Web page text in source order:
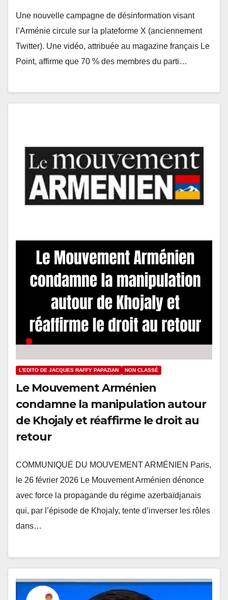
Une nouvelle campagne de désinformation visant
l’Arménie circule sur la plateforme X (anciennement
Twitter). Une vidéo, attribuée au magazine français Le
Point, affirme que 70 % des membres du parti…
L'EDITO DE JACQUES RAFFY PAPAZIAN NON CLASSÉ
Le Mouvement Arménien
condamne la manipulation autour
de Khojaly et réaffirme le droit au
retour
COMMUNIQUÉ DU MOUVEMENT ARMÉNIEN Paris,
le 26 février 2026 Le Mouvement Arménien dénonce
avec force la propagande du régime azerbaïdjanais
qui, par l’épisode de Khojaly, tente d’inverser les rôles
dans…